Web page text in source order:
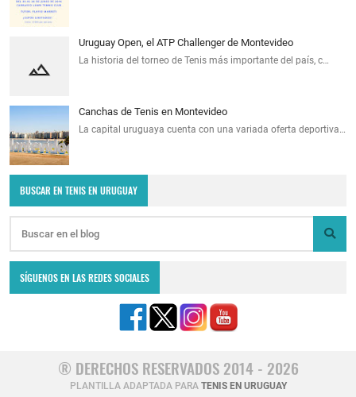
Uruguay Open, el ATP Challenger de Montevideo
La historia del torneo de Tenis más importante del país, c…
Canchas de Tenis en Montevideo
La capital uruguaya cuenta con una variada oferta deportiva…
BUSCAR EN TENIS EN URUGUAY
SÍGUENOS EN LAS REDES SOCIALES
® DERECHOS RESERVADOS 2014 - 2026
PLANTILLA ADAPTADA PARA TENIS EN URUGUAY